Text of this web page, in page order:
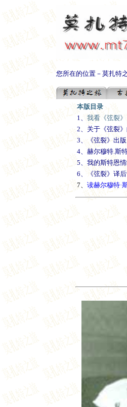
您所在的位置－莫扎特
本版目录
1、 我看《弦裂
2、 关于《弦裂
3、
《弦裂》出版
4、赫尔穆特.斯
5、 我的斯特恩
6、《弦裂》译
7、 读赫尔穆特·